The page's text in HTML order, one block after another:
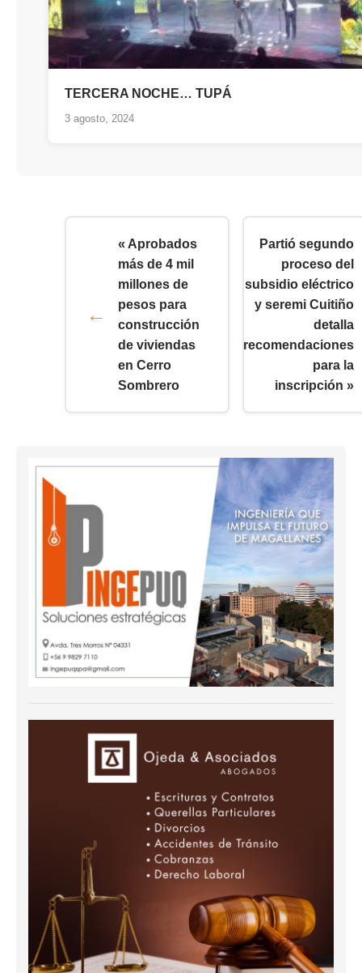
TERCERA NOCHE… TUPÁ
3 agosto, 2024
« Aprobados
más de 4 mil
millones de
pesos para
construcción
de viviendas
en Cerro
Sombrero
Partió segundo
proceso del
subsidio eléctrico
y seremi Cuitiño
detalla
recomendaciones
para la
inscripción »